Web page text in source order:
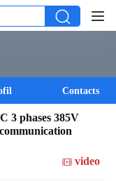
Contacts
3 phases 385V
video